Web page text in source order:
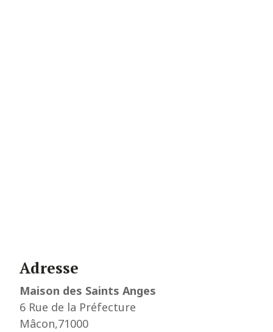
Adresse
Maison des Saints Anges
6 Rue de la Préfecture
Mâcon,71000